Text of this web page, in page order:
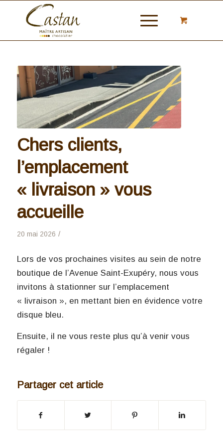
Chers clients,
l’emplacement
« livraison » vous
accueille
20 mai 2026 /
Lors de vos prochaines visites au sein de notre
boutique de l’Avenue Saint-Exupéry, nous vous
invitons à stationner sur l’emplacement
« livraison », en mettant bien en évidence votre
disque bleu.
Ensuite, il ne vous reste plus qu’à venir vous
régaler !
Partager cet article